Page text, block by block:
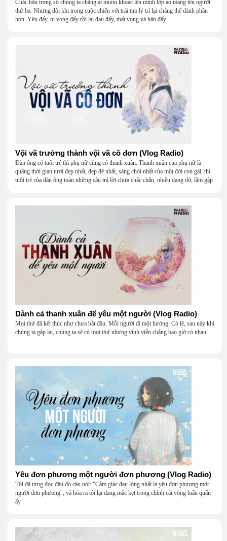
Chắc hẳn trong số chúng ta chẳng ai muốn khoác lên mình lớp áo mang tên người
thứ ba. Nhưng đôi khi trong cuộc chiến với trái tim lý trí lại chẳng thể dành phần
hơn. Yêu đấy, hi vọng đấy rồi lại đau đấy, thất vọng và hận đấy.
Vội vã trưởng thành vội vã cô đơn (Vlog Radio)
Đàn ông có tuổi trẻ thì phụ nữ cũng có thanh xuân. Thanh xuân của phụ nữ là
quãng thời gian tươi đẹp nhất, đẹp đẽ nhất, sáng chói nhất của một đời con gái, thì
tuổi trẻ của đàn ông toàn những câu trả lời chưa chắc chắn, nhiều dang dở, lắm gập
Dành cả thanh xuân để yêu một người (Vlog Radio)
Mọi thứ đã kết thúc như chưa bắt đầu. Mỗi người đi một hướng. Có lẽ, sau này khi
chúng ta gặp lại, chúng ta sẽ có mọi thứ nhưng vĩnh viễn chẳng bao giờ có nhau.
Yêu đơn phương một người đơn phương (Vlog Radio)
Tôi đã từng đọc đâu đó câu nói: "Cảm giác đau lòng nhất là yêu đơn phương một
người đơn phương", và hóa ra tôi lại đang mắc kẹt trong chính cái vòng luẩn quẩn
ấy.